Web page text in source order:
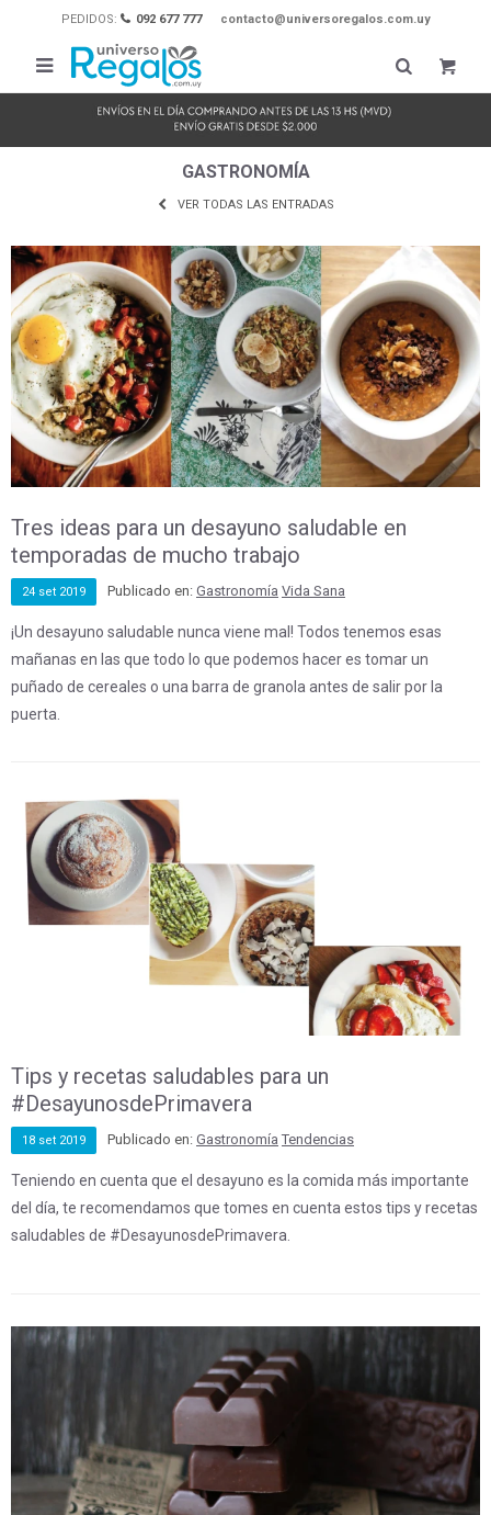
PEDIDOS: 092 677 777 contacto@universoregalos.com.uy

GASTRONOMÍA
VER TODAS LAS ENTRADAS
Tres ideas para un desayuno saludable en
temporadas de mucho trabajo
24 set 2019 Publicado en: Gastronomía Vida Sana
¡Un desayuno saludable nunca viene mal! Todos tenemos esas
mañanas en las que todo lo que podemos hacer es tomar un
puñado de cereales o una barra de granola antes de salir por la
puerta.
Tips y recetas saludables para un
#DesayunosdePrimavera
18 set 2019 Publicado en: Gastronomía Tendencias
Teniendo en cuenta que el desayuno es la comida más importante
del día, te recomendamos que tomes en cuenta estos tips y recetas
saludables de #DesayunosdePrimavera.